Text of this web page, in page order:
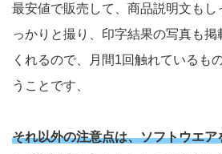
最安値で販売して、商品説明文もし
っかりと撮り、印字結果の写真も掲
くれるので、月間1回触れているも
うことです、
それ以外の注意点は、ソフトウエ